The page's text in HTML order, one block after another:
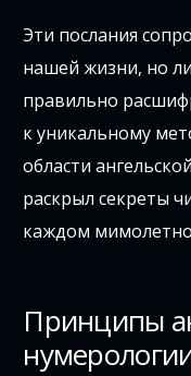
Эти послания
нашей жизни, но
правильно
к уникальному
области
раскрыл секреты
каждом
Принципы